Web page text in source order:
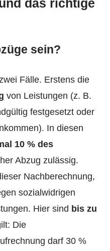
sein?
Fälle. Erstens die
von Leistungen (z. B.
festgesetzt oder
In diesen
10 % des
Abzug zulässig.
Nachberechnung,
sozialwidrigen
Hier sind bis zu
Die
darf 30 %